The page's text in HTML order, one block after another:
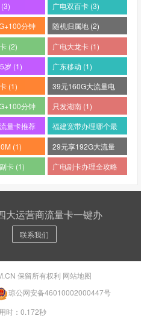
广电双百卡 (3)
分钟
随机归属地 (2)
(2)
广电大龙卡 (1)
岁 (1)
广东移动 (1)
(1)
39元160G大流量电
话卡 (1)
分钟
只发湖南 (1)
量卡推荐
福建宽带办理哪个最
便宜 (1)
(1)
29元享192G大流量
(1)
卡 (1)
广电副卡办理全攻略
大运营商流量卡一键办
联系我们
保留所有权利 网站地图
琼公网安备46010002000447号
时：0.172秒